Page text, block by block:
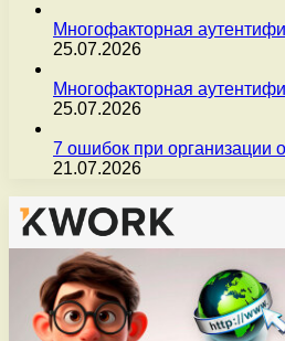
Многофакторная
25.07.2026
Многофакторная
25.07.2026
7 ошибок при организации
21.07.2026